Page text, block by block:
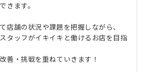
きます。
店舗の状況や課題を把握しながら、
タッフがイキイキと働けるお店を目指
善・挑戦を重ねていきます！